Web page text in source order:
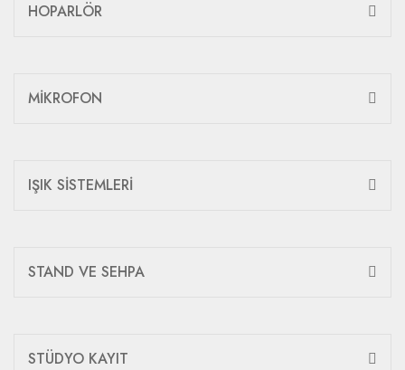
HOPARLÖR
MİKROFON
IŞIK SİSTEMLERİ
STAND VE SEHPA
STÜDYO KAYIT